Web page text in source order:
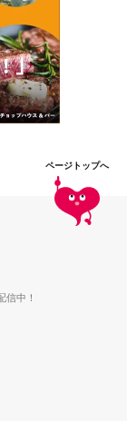
ページトップへ
信中！